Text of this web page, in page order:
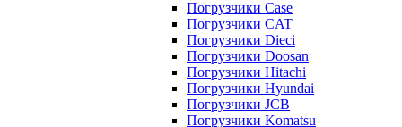
Погрузчики Case
Погрузчики CAT
Погрузчики Dieci
Погрузчики Doosan
Погрузчики Hitachi
Погрузчики Hyundai
Погрузчики JCB
Погрузчики Komatsu